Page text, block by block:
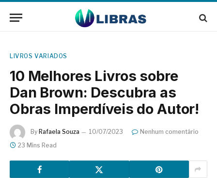
LIVROS VARIADOS
10 Melhores Livros sobre
Dan Brown: Descubra as
Obras Imperdíveis do Autor!
By Rafaela Souza 10/07/2023
Nenhum comentário
23 Mins Read